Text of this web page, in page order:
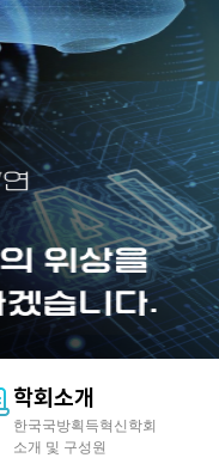
학회소개
한국국방획득혁신학회
소개 및 구성원